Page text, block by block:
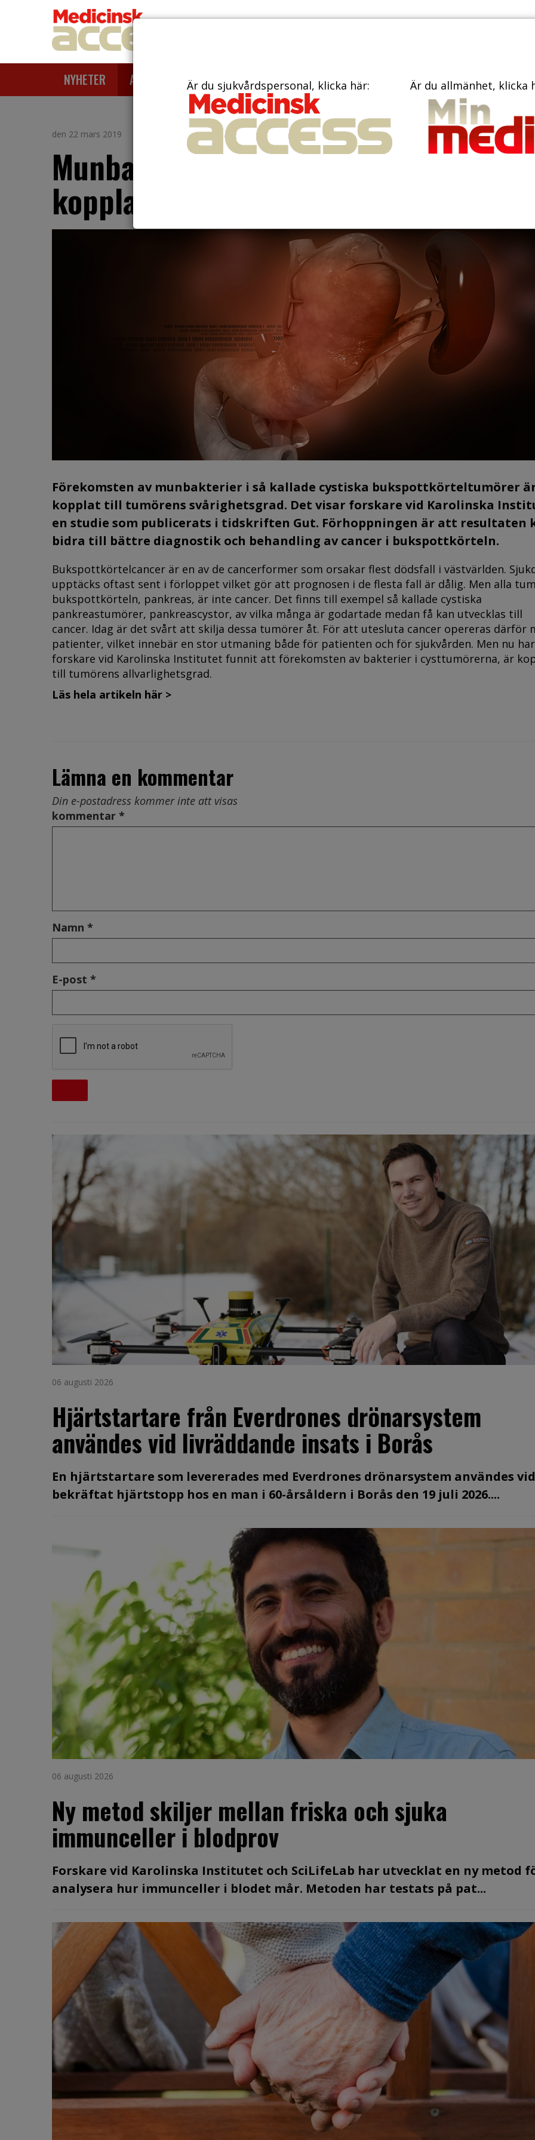
NYHETER ARTIKLAR AKTUELLT TIDNINGAR BÖCKER KONTAKT
den 22 mars 2019
Munbakterier i bukspott­körteln
kopplas till aggressivare tumörer
Förekomsten av munbakterier i så kallade cystiska bukspottkörteltumörer
kopplat till tumörens svårighetsgrad. Det visar forskare vid Karolinska
en studie som publicerats i tidskriften Gut. Förhoppningen är att resultaten
bidra till bättre diagnostik och behandling av cancer i bukspottkörteln.
Bukspottkörtelcancer är en av de cancerformer som orsakar flest dödsfall i västvärlden.
upptäcks oftast sent i förloppet vilket gör att prognosen i de flesta fall är dålig. Men alla
bukspottkörteln, pankreas, är inte cancer. Det finns till exempel så kallade cystiska
pankreastumörer, pankreascystor, av vilka många är godartade medan få kan utvecklas till
cancer. Idag är det svårt att skilja dessa tumörer åt. För att utesluta cancer opereras därför
patienter, vilket innebär en stor utmaning både för patienten och för sjukvården. Men nu har
forskare vid Karolinska Institutet funnit att förekomsten av bakterier i cysttumörerna, är
till tumörens allvarlighetsgrad.
Läs hela artikeln här >
Lämna en kommentar
Din e-postadress kommer inte att visas
kommentar *
Namn *
E-post *
06 augusti 2026
Hjärtstartare från Everdrones drönarsystem
användes vid livräddande insats i Borås
En hjärtstartare som levererades med Everdrones drönarsystem användes
bekräftat hjärtstopp hos en man i 60-årsåldern i Borås den 19 juli 2026....
06 augusti 2026
Ny metod skiljer mellan friska och sjuka
immunceller i blodprov
Forskare vid Karolinska Institutet och SciLifeLab har utvecklat en ny metod
analysera hur immunceller i blodet mår. Metoden har testats på pat...
Är du sjukvårdspersonal, klicka här: Är du allmänhet, klicka